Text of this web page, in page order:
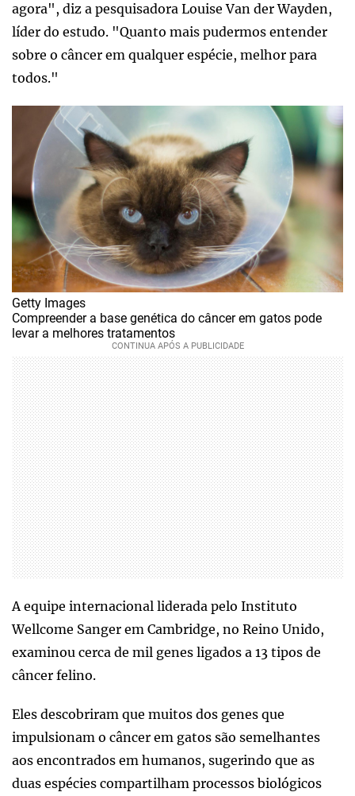
agora", diz a pesquisadora Louise Van der Wayden,
líder do estudo. "Quanto mais pudermos entender
sobre o câncer em qualquer espécie, melhor para
todos."
Getty Images
Compreender a base genética do câncer em gatos pode
levar a melhores tratamentos
A equipe internacional liderada pelo Instituto
Wellcome Sanger em Cambridge, no Reino Unido,
examinou cerca de mil genes ligados a 13 tipos de
câncer felino.
Eles descobriram que muitos dos genes que
impulsionam o câncer em gatos são semelhantes
aos encontrados em humanos, sugerindo que as
duas espécies compartilham processos biológicos